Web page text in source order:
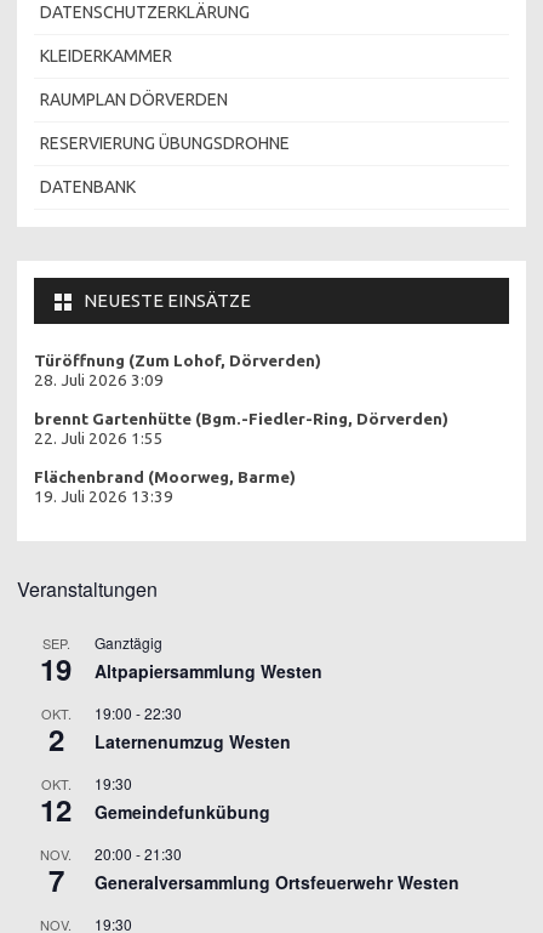
DATENSCHUTZERKLÄRUNG
KLEIDERKAMMER
RAUMPLAN DÖRVERDEN
RESERVIERUNG ÜBUNGSDROHNE
DATENBANK
NEUESTE EINSÄTZE
Türöffnung (Zum Lohof, Dörverden)
28. Juli 2026 3:09
brennt Gartenhütte (Bgm.-Fiedler-Ring, Dörverden)
22. Juli 2026 1:55
Flächenbrand (Moorweg, Barme)
19. Juli 2026 13:39
Veranstaltungen
SEP.
19
Ganztägig
Altpapiersammlung Westen
OKT.
2
19:00 -22:30
Laternenumzug Westen
OKT.
12
19:30
Gemeindefunkübung
NOV.
7
20:00 -21:30
Generalversammlung Ortsfeuerwehr Westen
NOV. 19:30